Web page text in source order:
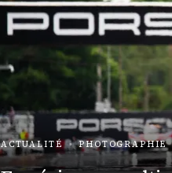
ACTUALITÉ PHOTOGRAPHIE